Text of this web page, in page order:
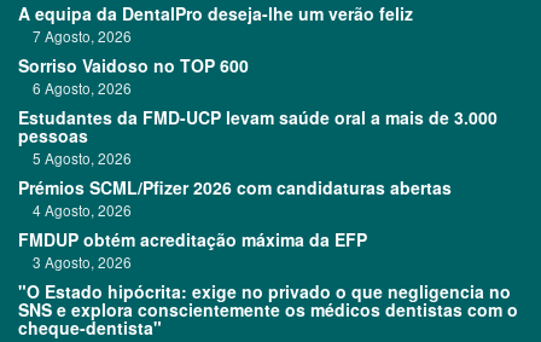
A equipa da DentalPro deseja-lhe um verão feliz
7 Agosto, 2026
Sorriso Vaidoso no TOP 600
6 Agosto, 2026
Estudantes da FMD-UCP levam saúde oral a mais de 3.000
pessoas
5 Agosto, 2026
Prémios SCML/Pfizer 2026 com candidaturas abertas
4 Agosto, 2026
FMDUP obtém acreditação máxima da EFP
3 Agosto, 2026
"O Estado hipócrita: exige no privado o que negligencia no
SNS e explora conscientemente os médicos dentistas com o
cheque-dentista"